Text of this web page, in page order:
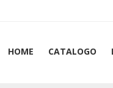
HOME CATALOGO